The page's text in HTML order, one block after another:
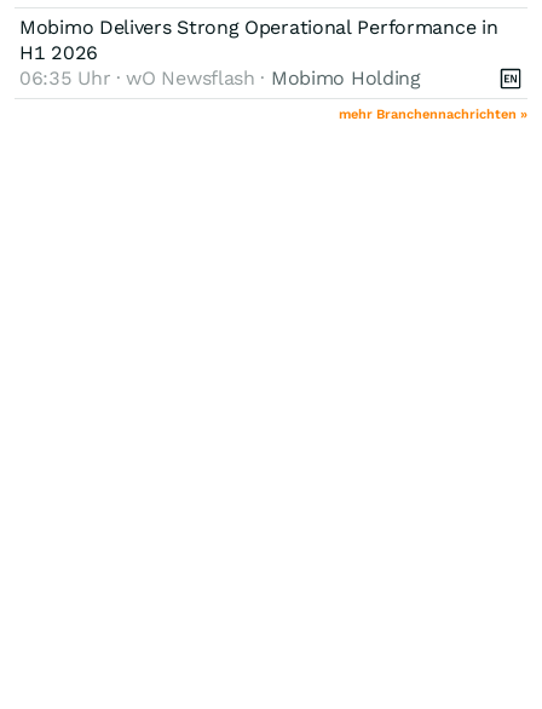
Mobimo Delivers Strong Operational Performance in
H1 2026
06:35 Uhr · wO Newsflash · Mobimo Holding
mehr Branchennachrichten »